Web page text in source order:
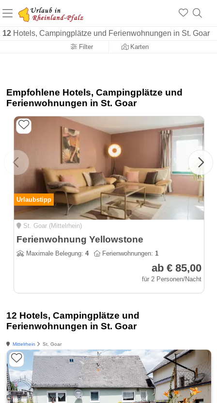
12 Hotels, Campingplätze und Ferienwohnungen in St. Goar
Filter Karten
+1.500 Unterkünfte in Rheinland-Pfalz
+1.000 Sehenswürdigkeiten
Über 25 Jahre online
Empfohlene Hotels, Campingplätze und
Ferienwohnungen in St. Goar
Urlaubstipp
St. Goar (Mittelrhein)
Ferienwohnung Yellowstone
Maximale Belegung: 4 Ferienwohnungen: 1
ab € 85,00
für 2 Personen/Nacht
12 Hotels, Campingplätze und
Ferienwohnungen in St. Goar
Mittelrhein St. Goar